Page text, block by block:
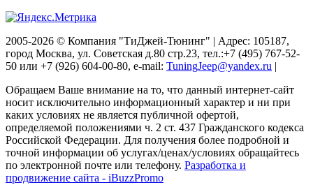
2005-2026 © Компания "ТиДжей-Тюнинг" | Адрес: 105187,
город Москва, ул. Советская д.80 стр.23, тел.:+7 (495) 767-52-
50 или +7 (926) 604-00-80, e-mail: TuningJeep@yandex.ru
Обращаем Ваше внимание на то, что данный интернет-сайт
носит исключительно информационный характер и ни при
каких условиях не является публичной офертой,
определяемой положениями ч. 2 ст. 437 Гражданского кодекса
Российской Федерации. Для получения более подробной и
точной информации об услугах/ценах/условиях обращайтесь
по электронной почте или телефону. Разработка и
продвижение сайта - iBuzzPromo